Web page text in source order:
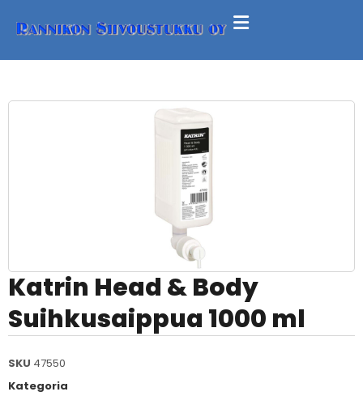
Katrin Head & Body
Suihkusaippua 1000 ml
SKU 47550
Kategoria